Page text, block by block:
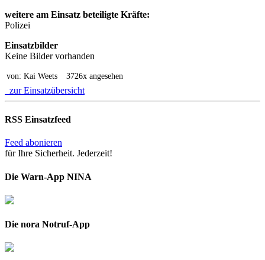
weitere am Einsatz beteiligte Kräfte:
Polizei
Einsatzbilder
Keine Bilder vorhanden
von: Kai Weets 3726x angesehen
zur Einsatzübersicht
RSS Einsatzfeed
Feed abonieren
für Ihre Sicherheit. Jederzeit!
Die Warn-App NINA
Die nora Notruf-App